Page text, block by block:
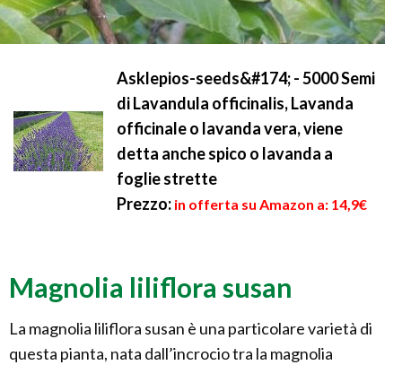
Asklepios-seeds&#174; - 5000 Semi
di Lavandula officinalis, Lavanda
officinale o lavanda vera, viene
detta anche spico o lavanda a
foglie strette
Prezzo: in offerta su Amazon a: 14,9€
Magnolia liliflora susan
La magnolia liliflora susan è una particolare varietà di
questa pianta, nata dall’incrocio tra la magnolia